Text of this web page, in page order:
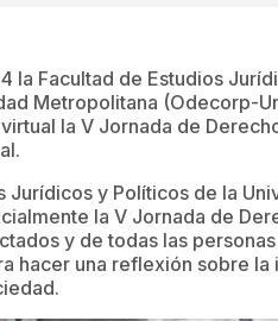
la Facultad de Estudios
Metropolitana (Odecorp-
la V Jornada de
Jurídicos y Políticos de la
la V Jornada de
y de todas las
hacer una reflexión sobre la